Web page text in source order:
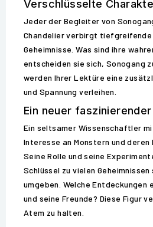
Verschlüsselte
Jeder der Begleiter von
Chandelier verbirgt tiefgreifende
Geheimnisse. Was sind ihre
entscheiden sie sich, Sonogang
werden Ihrer Lektüre eine
und Spannung verleihen.
Ein neuer
Ein seltsamer Wissenschaftler
Interesse an Monstern und
Seine Rolle und seine
Schlüssel zu vielen
umgeben. Welche Entdeckungen
und seine Freunde? Diese Figur
Atem zu halten.